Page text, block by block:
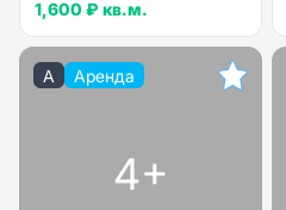
1,600 ₽ кв.м.
A Аренда
4+